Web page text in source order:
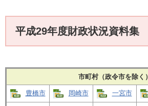
平成29年度財政状況資料集
市町村（政令市を除く）
豊橋市 岡崎市 一宮市